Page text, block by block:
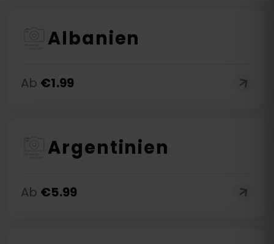
Albanien
Ab €1.99
Argentinien
Ab €5.99